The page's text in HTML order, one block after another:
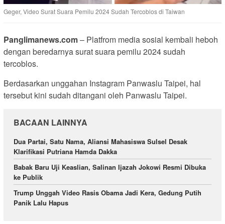
Geger, Video Surat Suara Pemilu 2024 Sudah Tercoblos di Taiwan
Panglimanews.com– Platfrom media sosial kembali heboh
dengan beredarnya surat suara pemilu 2024 sudah
tercoblos.
Berdasarkan unggahan Instagram Panwaslu Taipei, hal
tersebut kini sudah ditangani oleh Panwaslu Taipei.
BACAAN LAINNYA
Dua Partai, Satu Nama, Aliansi Mahasiswa Sulsel Desak
Klarifikasi Putriana Hamda Dakka
Babak Baru Uji Keaslian, Salinan Ijazah Jokowi Resmi Dibuka
ke Publik
Trump Unggah Video Rasis Obama Jadi Kera, Gedung Putih
Panik Lalu Hapus